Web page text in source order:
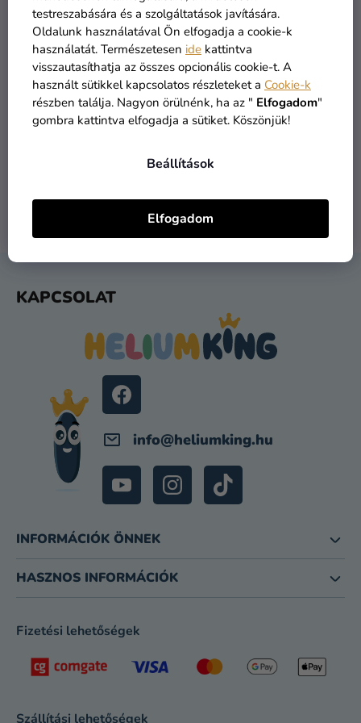
testreszabására és a szolgáltatások javítására.
Oldalunk használatával Ön elfogadja a cookie-k
használatát. Természetesen ide kattintva
visszautasíthatja az összes opcionális cookie-t. A
használt sütikkel kapcsolatos részleteket a Cookie-k
részben találja. Nagyon örülnénk, ha az " Elfogadom"
gombra kattintva elfogadja a sütiket. Köszönjük!
Beállítások
Elfogadom
Kreatív
kellékek
Témák
Személyre
szabott
Rólunk
ÁRU RAKTÁRON
INGYENES SZÁLLÍTÁS
1 NAPOS SZÁLLÍTÁS
feladást követően
VISSZAKÜLDÉS 30 NAP
ingyenes
KAPCSOLAT
info@heliumking.hu
INFORMÁCIÓK ÖNNEK
HASZNOS INFORMÁCIÓK
Fizetési lehetőségek
Szállítási lehetőségek